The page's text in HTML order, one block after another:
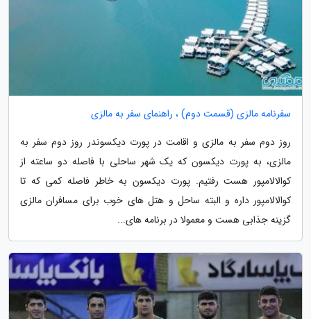
سفرنامه مالزی (قسمت دوم) ، راهنمای سفر به مالزی
روز دوم سفر به مالزی و اقامت در پورت دیکسوندر روز دوم سفر به
مالزی، به پورت دیکسون که یک شهر ساحلی با فاصله دو ساعته از
کوالالامپور هست رفتیم. پورت دیکسون به خاطر فاصله کمی که تا
کوالالامپور داره و البته ساحل و هتل های خوب برای مسافران مالزی
گزینه جذابی هست و معمولا در برنامه های...